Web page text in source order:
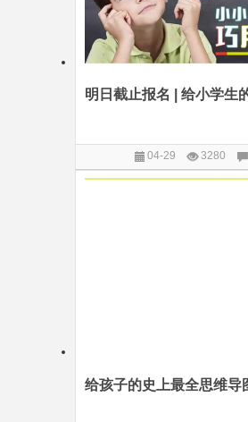
04-29 3280
给孩子的史上最全思维导